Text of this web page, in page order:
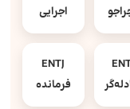
اجرایی
ENTJ
فرمانده